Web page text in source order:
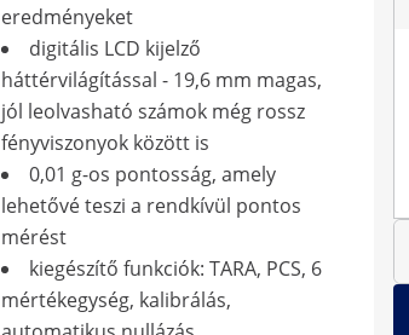
eredményeket
digitális LCD kijelző
háttérvilágítással - 19,6 mm magas,
jól leolvasható számok még rossz
fényviszonyok között is
0,01 g-os pontosság, amely
lehetővé teszi a rendkívül pontos
mérést
kiegészítő funkciók: TARA, PCS, 6
mértékegység, kalibrálás,